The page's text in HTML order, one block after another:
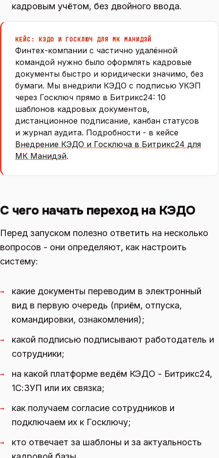
кадровым учётом, без двойного ввода.
КЕЙС: КЭДО И ГОСКЛЮЧ ДЛЯ МК МАНИДЭЙ
Финтех-компании с частично удалённой
командой нужно было оформлять кадровые
документы быстро и юридически значимо, без
бумаги. Мы внедрили КЭДО с подписью УКЭП
через Госключ прямо в Битрикс24: 10
шаблонов кадровых документов,
дистанционное подписание, канбан статусов
и журнал аудита. Подробности - в кейсе
Внедрение КЭДО и Госключа в Битрикс24 для
МК Манидэй.
С чего начать переход на КЭДО
Перед запуском полезно ответить на несколько
вопросов - они определяют, как настроить
систему:
→
какие документы переводим в электронный
вид в первую очередь (приём, отпуска,
командировки, ознакомления);
→
какой подписью подписывают работодатель и
сотрудники;
→
на какой платформе ведём КЭДО - Битрикс24,
1С:ЗУП или их связка;
→
как получаем согласие сотрудников и
подключаем их к Госключу;
→
кто отвечает за шаблоны и за актуальность